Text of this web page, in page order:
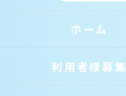
ホーム
利用者様募集